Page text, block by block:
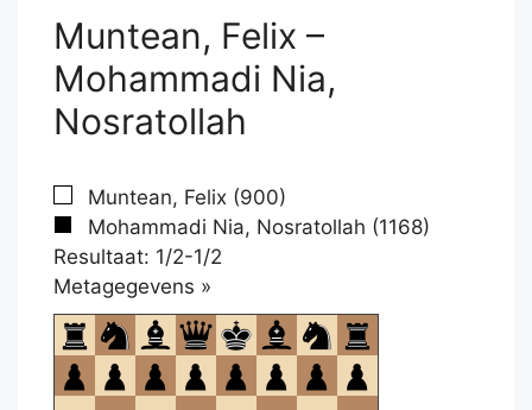
Muntean, Felix –
Mohammadi Nia,
Nosratollah
Muntean, Felix (900)
Mohammadi Nia, Nosratollah (1168)
Resultaat: 1/2-1/2
Metagegevens »
om
te
openen.